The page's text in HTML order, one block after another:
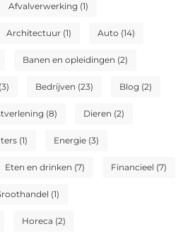
Afvalverwerking (1)
Architectuur (1) Auto (14)
Banen en opleidingen (2)
(3) Bedrijven (23) Blog (2)
(8) Dieren (2)
(1) Energie (3)
Eten en drinken (7) Financieel (7)
(1)
Horeca (2)